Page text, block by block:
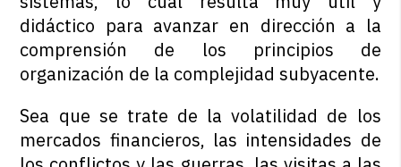
didáctico para avanzar en dirección a la
comprensión de los principios de
organización de la complejidad subyacente.
Sea que se trate de la volatilidad de los
mercados financieros, las intensidades de